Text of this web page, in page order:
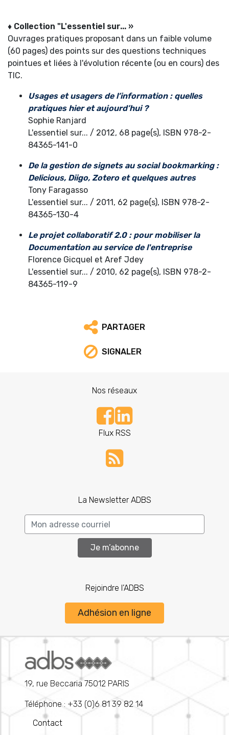
♦ Collection "L'essentiel sur... »
Ouvrages pratiques proposant dans un faible volume
(60 pages) des points sur des questions techniques
pointues et liées à l'évolution récente (ou en cours) des
TIC.
Usages et usagers de l’information : quelles
pratiques hier et aujourd’hui ?
Sophie Ranjard
L'essentiel sur... / 2012, 68 page(s), ISBN 978-2-
84365-141-0
De la gestion de signets au social bookmarking :
Delicious, Diigo, Zotero et quelques autres
Tony Faragasso
L'essentiel sur... / 2011, 62 page(s), ISBN 978-2-
84365-130-4
Le projet collaboratif 2.0 : pour mobiliser la
Documentation au service de l'entreprise
Florence Gicquel et Aref Jdey
L'essentiel sur... / 2010, 62 page(s), ISBN 978-2-
84365-119-9
PARTAGER
SIGNALER
Nos réseaux
Flux RSS
La Newsletter ADBS
Je m’abonne
Rejoindre l’ADBS
Adhésion en ligne
19, rue Beccaria 75012 PARIS
Téléphone : +33 (0)6 81 39 82 14
Contact